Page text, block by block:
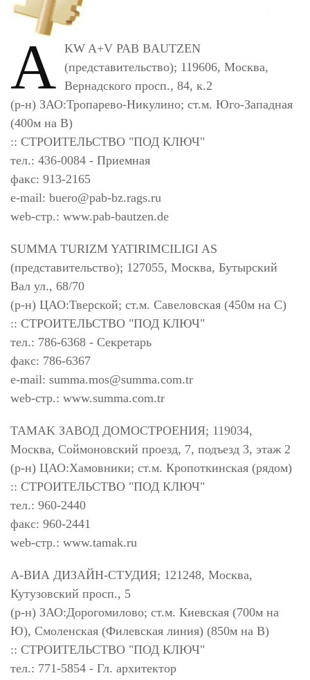
A KW A+V PAB BAUTZEN
(представительство); 119606, Москва,
Вернадского просп., 84, к.2
(р-н) ЗАО:Тропарево-Никулино; ст.м. Юго-Западная
(400м на В)
:: СТРОИТЕЛЬСТВО "ПОД КЛЮЧ"
тел.: 436-0084 - Приемная
факс: 913-2165
e-mail: buero@pab-bz.rags.ru
web-стр.: www.pab-bautzen.de
SUMMA TURIZM YATIRIMCILIGI AS
(представительство); 127055, Москва, Бутырский
Вал ул., 68/70
(р-н) ЦАО:Тверской; ст.м. Савеловская (450м на С)
:: СТРОИТЕЛЬСТВО "ПОД КЛЮЧ"
тел.: 786-6368 - Секретарь
факс: 786-6367
e-mail: summa.mos@summa.com.tr
web-стр.: www.summa.com.tr
TAMAK ЗАВОД ДОМОСТРОЕНИЯ; 119034,
Москва, Соймоновский проезд, 7, подъезд 3, этаж 2
(р-н) ЦАО:Хамовники; ст.м. Кропоткинская (рядом)
:: СТРОИТЕЛЬСТВО "ПОД КЛЮЧ"
тел.: 960-2440
факс: 960-2441
web-стр.: www.tamak.ru
А-ВИА ДИЗАЙН-СТУДИЯ; 121248, Москва,
Кутузовский просп., 5
(р-н) ЗАО:Дорогомилово; ст.м. Киевская (700м на
Ю), Смоленская (Филевская линия) (850м на В)
:: СТРОИТЕЛЬСТВО "ПОД КЛЮЧ"
тел.: 771-5854 - Гл. архитектор